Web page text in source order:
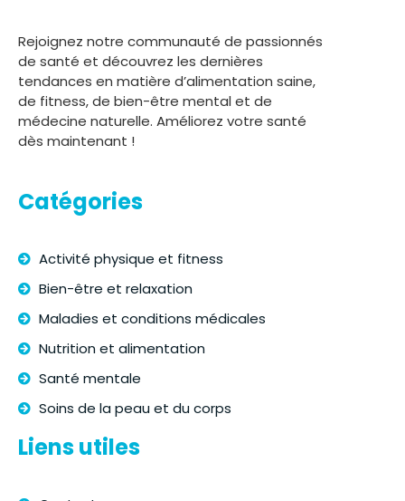
Rejoignez notre communauté de passionnés
de santé et découvrez les dernières
tendances en matière d’alimentation saine,
de fitness, de bien-être mental et de
médecine naturelle. Améliorez votre santé
dès maintenant !
Catégories
Activité physique et fitness
Bien-être et relaxation
Maladies et conditions médicales
Nutrition et alimentation
Santé mentale
Soins de la peau et du corps
Liens utiles